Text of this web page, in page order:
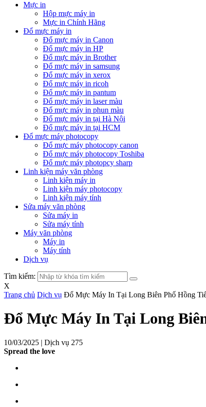
Mực in
Hộp mực máy in
Mực in Chính Hãng
Đổ mực máy in
Đổ mực máy in Canon
Đổ mực máy in HP
Đổ mực máy in Brother
Đổ mực máy in samsung
Đổ mực máy in xerox
Đổ mực máy in ricoh
Đổ mực máy in pantum
Đổ mực máy in laser màu
Đổ mực máy in phun màu
Đổ mực máy in tại Hà Nội
Đổ mực máy in tại HCM
Đổ mực máy photocopy
Đổ mực máy photocopy canon
Đổ mực máy photocopy Toshiba
Đổ mực máy photopcy sharp
Linh kiện máy văn phòng
Linh kiện máy in
Linh kiện máy photocopy
Linh kiện máy tính
Sửa máy văn phòng
Sửa máy in
Sửa máy tính
Máy văn phòng
Máy in
Máy tính
Dịch vụ
Tìm kiếm:
X
Trang chủ Dịch vụ Đổ Mực Máy In Tại Long Biên Phố Hồng
Đổ Mực Máy In Tại Long
10/03/2025 | Dịch vụ 275
Spread the love